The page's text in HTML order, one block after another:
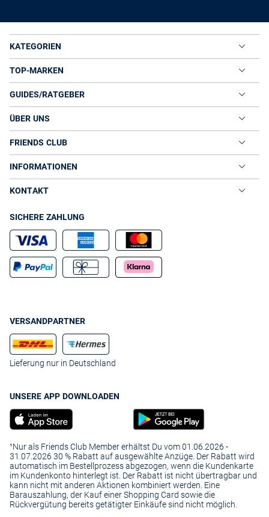
KATEGORIEN
TOP-MARKEN
GUIDES/RATGEBER
ÜBER UNS
FRIENDS CLUB
INFORMATIONEN
KONTAKT
SICHERE ZAHLUNG
VERSANDPARTNER
Lieferung nur in Deutschland
UNSERE APP DOWNLOADEN
¹Nur als Friends Club Member erhältst Du vom 01.06.2026 -
31.07.2026 30 % Rabatt auf ausgewählte Anzüge. Der Rabatt wird
automatisch im Bestellprozess abgezogen, wenn die Kundenkarte
im Kundenkonto hinterlegt ist. Der Rabatt ist nicht übertragbar und
kann nicht mit anderen Aktionen kombiniert werden. Eine
Barauszahlung, der Kauf einer Shopping Card sowie die
Rückvergütung bereits getätigter Einkäufe sind nicht möglich.